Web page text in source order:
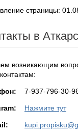
страницы:
в
возникающим
7-937-796-30-
Нажмите тут